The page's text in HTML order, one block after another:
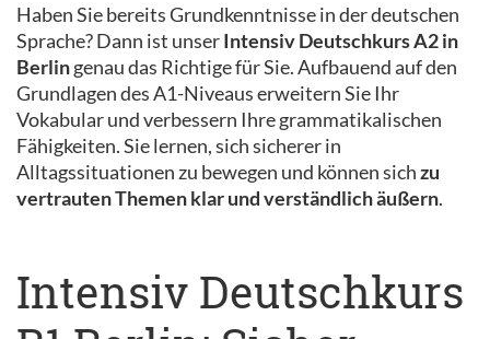
Haben Sie bereits Grundkenntnisse in der deutschen
Sprache? Dann ist unserIntensiv Deutschkurs A2 in
Berlingenau das Richtige für Sie. Aufbauend auf den
Grundlagen des A1-Niveaus erweitern Sie Ihr
Vokabular und verbessern Ihre grammatikalischen
Fähigkeiten. Sie lernen, sich sicherer in
Alltagssituationen zu bewegen und können sichzu
vertrauten Themen klar und verständlich äußern.
Intensiv Deutschkurs